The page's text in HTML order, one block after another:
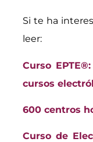
Si te ha
leer:
Curso
cursos
600 centros
Curso de